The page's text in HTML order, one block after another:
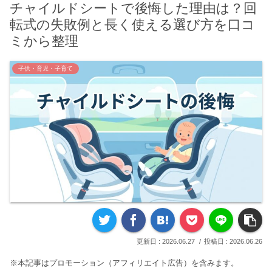
チャイルドシートで後悔した理由は？回
転式の失敗例と長く使える選び方を口コ
ミから整理
子供・育児・子育て
2026.06.27 2026.06.26
※本記事はプロモーション（アフィリエイト広告）を含みます。